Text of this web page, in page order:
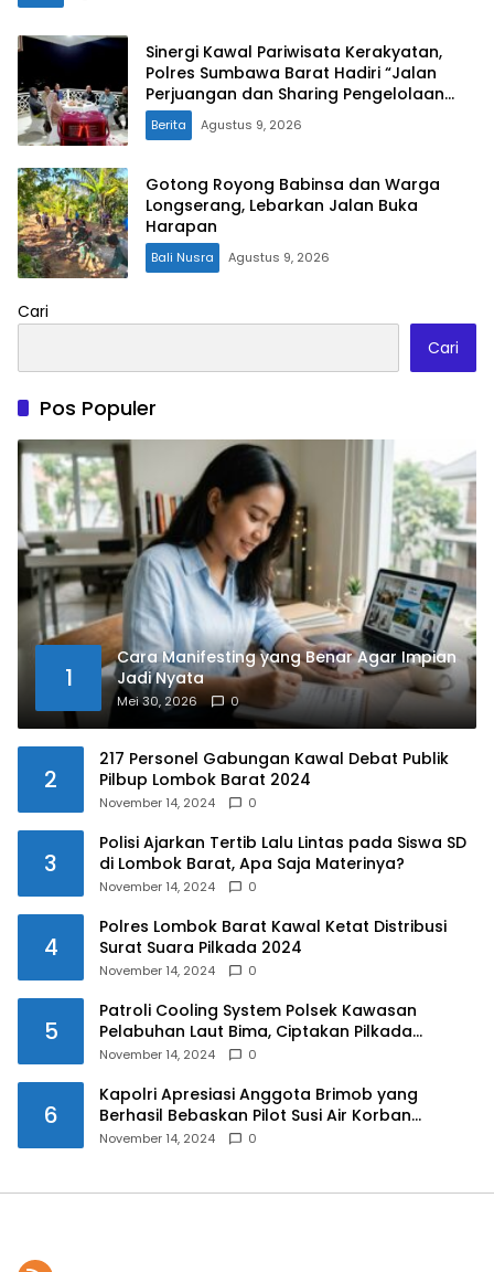
Sinergi Kawal Pariwisata Kerakyatan,
Polres Sumbawa Barat Hadiri “Jalan
Perjuangan dan Sharing Pengelolaan
Pariwisata Bendungan Tiu Suntuk”
Berita Agustus 9, 2026
Gotong Royong Babinsa dan Warga
Longserang, Lebarkan Jalan Buka
Harapan
Bali Nusra Agustus 9, 2026
Cari
Cari
Pos Populer
1
Cara Manifesting yang Benar Agar Impian
Jadi Nyata
Mei 30, 2026 0
2
217 Personel Gabungan Kawal Debat Publik
Pilbup Lombok Barat 2024
November 14, 2024 0
3
Polisi Ajarkan Tertib Lalu Lintas pada Siswa SD
di Lombok Barat, Apa Saja Materinya?
November 14, 2024 0
4
Polres Lombok Barat Kawal Ketat Distribusi
Surat Suara Pilkada 2024
November 14, 2024 0
5
Patroli Cooling System Polsek Kawasan
Pelabuhan Laut Bima, Ciptakan Pilkada
Serentak 2024 yang Aman dan Damai
November 14, 2024 0
6
Kapolri Apresiasi Anggota Brimob yang
Berhasil Bebaskan Pilot Susi Air Korban
Penyanderaan KKB
November 14, 2024 0